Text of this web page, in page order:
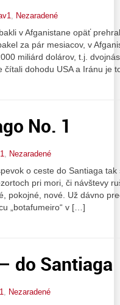
, Nezaradené
v Afganistane opäť
za pár mesiacov, v
miliárd dolárov, t.j.
čítali dohodu USA a Iránu je
No. 1
Nezaradené
o ceste do Santiaga
pri mori, či návštevy
pokojné, nové. Už dávno
„botafumeiro“ v […]
do Santiaga
Nezaradené